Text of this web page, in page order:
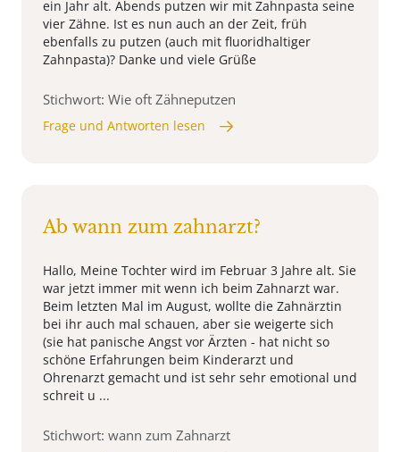
ein Jahr alt. Abends putzen wir mit Zahnpasta seine
vier Zähne. Ist es nun auch an der Zeit, früh
ebenfalls zu putzen (auch mit fluoridhaltiger
Zahnpasta)? Danke und viele Grüße
Stichwort: Wie oft Zähneputzen
Frage und Antworten lesen
Ab wann zum zahnarzt?
Hallo, Meine Tochter wird im Februar 3 Jahre alt. Sie
war jetzt immer mit wenn ich beim Zahnarzt war.
Beim letzten Mal im August, wollte die Zahnärztin
bei ihr auch mal schauen, aber sie weigerte sich
(sie hat panische Angst vor Ärzten - hat nicht so
schöne Erfahrungen beim Kinderarzt und
Ohrenarzt gemacht und ist sehr sehr emotional und
schreit u ...
Stichwort: wann zum Zahnarzt